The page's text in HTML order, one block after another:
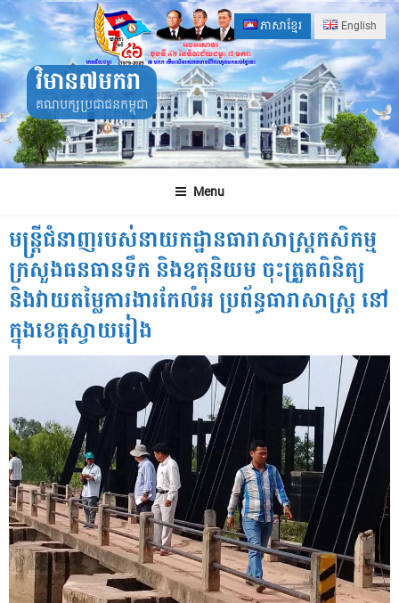
Skip
to
content
ភាសាខ្មែរ English
វិមាន៧មករា
គណបក្សប្រជាជនកម្ពុជា
Menu
មន្ត្រីជំនាញរបស់នាយកដ្ឋានធារាសាស្ត្រកសិកម្ម
ក្រសួងធនធានទឹក និងឧតុនិយម ចុះត្រួតពិនិត្យ
និងវាយតម្លៃការងារកែលំអ ប្រព័ន្ធធារាសាស្ត្រ នៅ
ក្នុងខេត្តស្វាយរៀង